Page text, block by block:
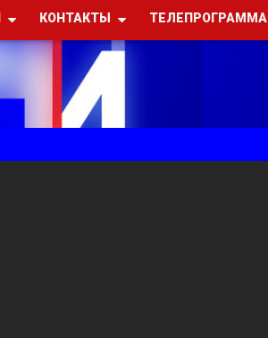
КОНТАКТЫ ТЕЛЕПРОГРАММА